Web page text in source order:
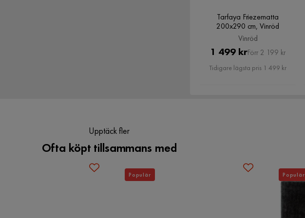
Tarfaya Friezematta
200x290 cm, Vinröd
Vinröd
Pris
1 499 krOriginal
Pris
Förr 2 199 kr
Tidigare lägsta pris 1 499 kr
Upptäck fler
Ofta köpt tillsammans med
Populär Populär